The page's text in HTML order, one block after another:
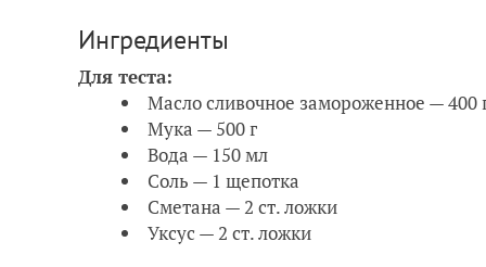
Ингредиенты
Для теста:
Масло сливочное замороженное — 400
Мука — 500 г
Вода — 150 мл
Соль — 1 щепотка
Сметана — 2 ст. ложки
Уксус — 2 ст. ложки